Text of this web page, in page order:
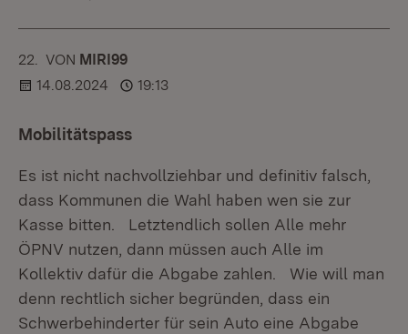
22. KOMMENTAR
VON :MIRI99
14.08.2024
19:13
Mobilitätspass
Es ist nicht nachvollziehbar und definitiv falsch,
dass Kommunen die Wahl haben wen sie zur
Kasse bitten. Letztendlich sollen Alle mehr
ÖPNV nutzen, dann müssen auch Alle im
Kollektiv dafür die Abgabe zahlen. Wie will man
denn rechtlich sicher begründen, dass ein
Schwerbehinderter für sein Auto eine Abgabe